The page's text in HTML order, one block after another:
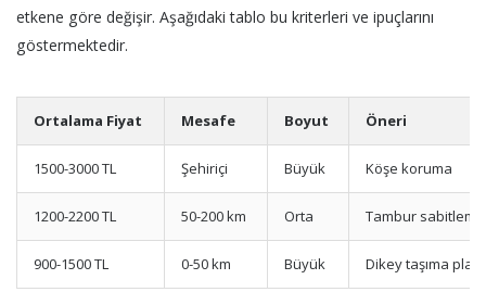
etkene göre değişir. Aşağıdaki tablo bu kriterleri ve ipuçlarını
göstermektedir.
Ortalama Fiyat Mesafe Boyut Öneri
1500-3000 TL Şehiriçi Büyük Köşe koruma
1200-2200 TL 50-200 km Orta Tambur sabitleme
900-1500 TL 0-50 km Büyük Dikey taşıma planı